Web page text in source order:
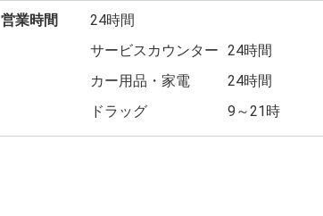
営業時間
24時間
サービスカウンター 24時間
カー用品・家電
24時間
ドラッグ
9～21時